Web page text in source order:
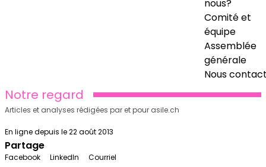
nous?
Comité et
équipe
Assemblée
générale
Nous
Notre regard
Articles et analyses rédigées par et pour asile.ch
En ligne depuis le 22 août 2013
Partage
Facebook LinkedIn Courriel